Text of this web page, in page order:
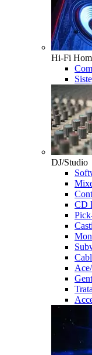
Hi-Fi
DJ/Studio
CD
Casti